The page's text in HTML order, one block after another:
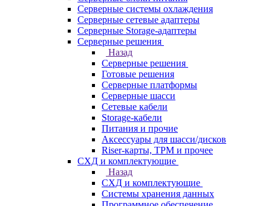
Серверные системы охлаждения
Серверные сетевые адаптеры
Серверные Storage-адаптеры
Серверные решения
Назад
Серверные решения
Готовые решения
Серверные платформы
Серверные шасси
Сетевые кабели
Storage-кабели
Питания и прочие
Аксессуары для шасси/дисков
Riser-карты, TPM и прочее
СХД и комплектующие
Назад
СХД и комплектующие
Системы хранения данных